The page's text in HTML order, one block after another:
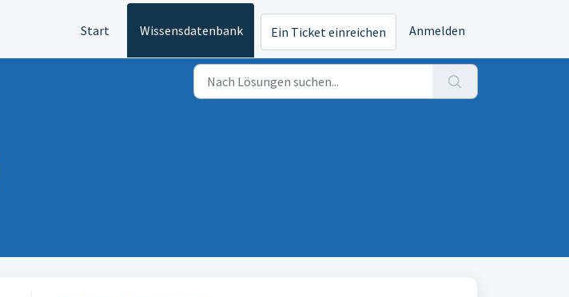
Start Wissensdatenbank Ein Ticket einreichen Anmelden